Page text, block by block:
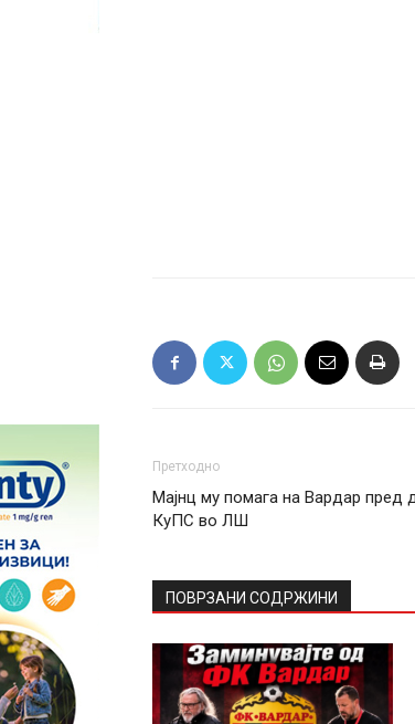
Претходно
Мајнц му помага на Вардар пред
КуПС во ЛШ
ПОВРЗАНИ СОДРЖИНИ